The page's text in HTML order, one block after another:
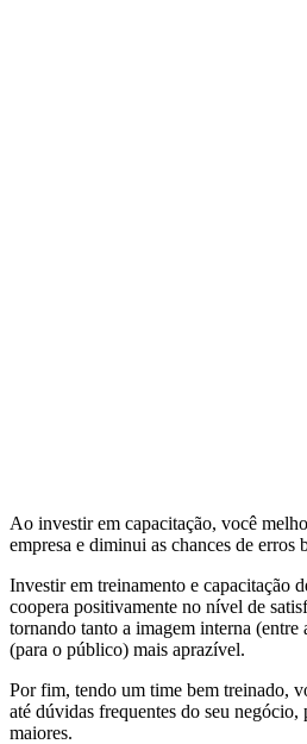
Ao investir em capacitação, você
empresa e diminui as chances de erros
Investir em treinamento e capacitação
coopera positivamente no nível de
tornando tanto a imagem interna (entre
(para o público) mais aprazível.
Por fim, tendo um time bem treinado,
até dúvidas frequentes do seu negócio,
maiores.